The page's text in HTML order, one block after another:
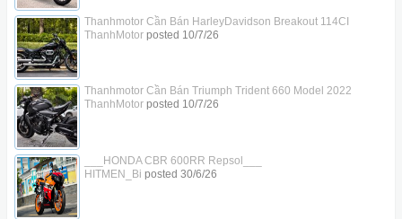
Thanhmotor Cần Bán HarleyDavidson Breakout 114CI
ThanhMotorposted 10/7/26
Thanhmotor Cần Bán Triumph Trident 660 Model 2022
ThanhMotorposted 10/7/26
___HONDA CBR 600RR Repsol___
HITMEN_Bi posted 30/6/26